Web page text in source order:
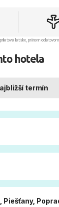
letisko, pri inom
hotela
termín
Piešťany,